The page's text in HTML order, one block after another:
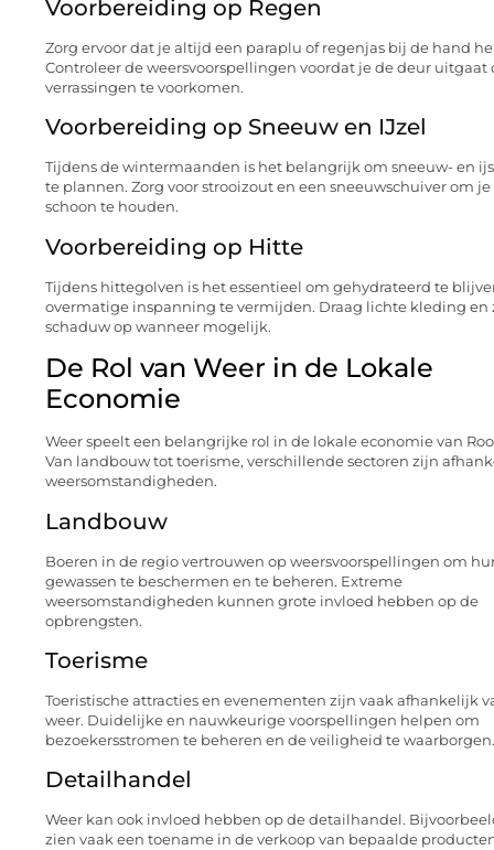
Voorbereiding op Regen
Zorg ervoor dat je altijd een paraplu of regenjas bij de hand
Controleer de weersvoorspellingen voordat je de deur uitgaat
verrassingen te voorkomen.
Voorbereiding op Sneeuw en IJzel
Tijdens de wintermaanden is het belangrijk om sneeuw- en
te plannen. Zorg voor strooizout en een sneeuwschuiver om
schoon te houden.
Voorbereiding op Hitte
Tijdens hittegolven is het essentieel om gehydrateerd te
overmatige inspanning te vermijden. Draag lichte kleding en
schaduw op wanneer mogelijk.
De Rol van Weer in de Lokale
Economie
Weer speelt een belangrijke rol in de lokale economie van
Van landbouw tot toerisme, verschillende sectoren zijn
weersomstandigheden.
Landbouw
Boeren in de regio vertrouwen op weersvoorspellingen om
gewassen te beschermen en te beheren. Extreme
weersomstandigheden kunnen grote invloed hebben op de
opbrengsten.
Toerisme
Toeristische attracties en evenementen zijn vaak afhankelijk
weer. Duidelijke en nauwkeurige voorspellingen helpen om
bezoekersstromen te beheren en de veiligheid te waarborgen.
Detailhandel
Weer kan ook invloed hebben op de detailhandel.
zien vaak een toename in de verkoop van bepaalde